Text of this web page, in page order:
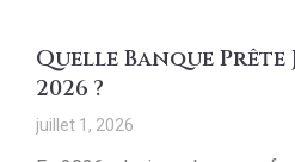
Quelle Banque Prête
2026 ?
juillet 1, 2026